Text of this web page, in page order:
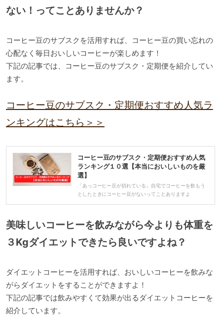
ない！ってことありませんか？
コーヒー豆のサブスクを活用すれば、コーヒー豆の買い忘れの
心配なく毎日おいしいコーヒーが楽しめます！
下記の記事では、コーヒー豆のサブスク・定期便を紹介してい
ます。
コーヒー豆のサブスク・定期便おすすめ人気ラ
ンキングはこちら＞＞
コーヒー豆のサブスク・定期便おすすめ人気
ランキング１０選【本当においしいものを厳
選】
「あっコーヒー豆が切れている」自宅でコーヒーを飲もう
としたときにコーヒー豆がないってことありますよ
美味しいコーヒーを飲みながら今よりも体重を
３Kgダイエットできたら良いですよね？
ダイエットコーヒーを活用すれば、おいしいコーヒーを飲みな
がらダイエットをすることができますよ！
下記の記事では飲みやすくて効果が出るダイエットコーヒーを
紹介しています。